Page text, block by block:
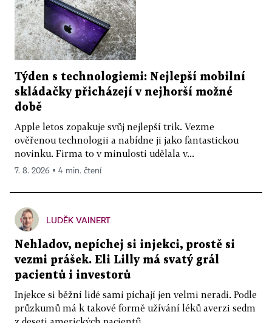
Týden s technologiemi: Nejlepší mobilní
skládačky přicházejí v nejhorší možné
době
Apple letos zopakuje svůj nejlepší trik. Vezme
ověřenou technologii a nabídne ji jako fantastickou
novinku. Firma to v minulosti udělala v...
7. 8. 2026 ▪ 4 min. čtení
LUDĚK VAINERT
Nehladov, nepíchej si injekci, prostě si
vezmi prášek. Eli Lilly má svatý grál
pacientů i investorů
Injekce si běžní lidé sami píchají jen velmi neradi. Podle
průzkumů má k takové formě užívání léků averzi sedm